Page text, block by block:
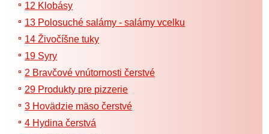
12 Klobásy
13 Polosuché salámy - salámy vcelku
14 Živočíšne tuky
19 Syry
2 Bravčové vnútornosti čerstvé
29 Produkty pre pizzerie
3 Hovädzie mäso čerstvé
4 Hydina čerstvá